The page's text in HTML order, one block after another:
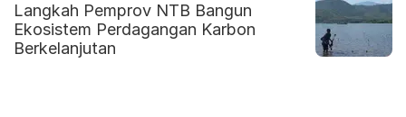
Langkah Pemprov NTB Bangun
Ekosistem Perdagangan Karbon
Berkelanjutan